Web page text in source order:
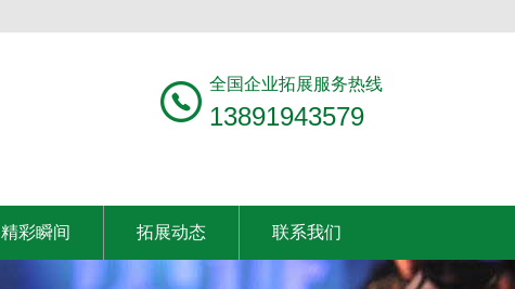
全国企业拓展服务热线
13891943579
精彩瞬间 拓展动态 联系我们